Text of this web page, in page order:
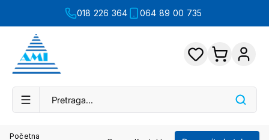
018 226 364 064 89 00 735
Početna